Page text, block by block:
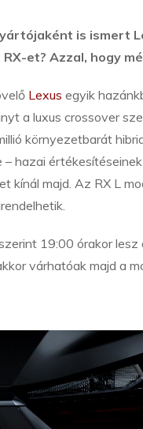
is ismert
et? Azzal, hogy
Lexus egyik
a luxus crossover
környezetbarát
hazai
kínál majd. Az RX L
19:00 órakor lesz
várhatóak majd a